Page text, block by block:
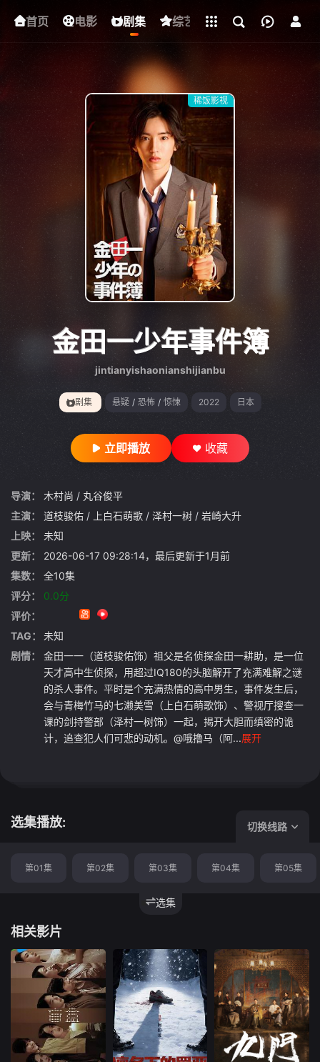
首页 电影 剧集 综艺 动漫 短剧
下载客户端
稀饭影视
金田一少年事件簿
jintianyishaonianshijianbu
剧集 悬疑 / 恐怖 / 惊悚 2022 日本
立即播放 收藏
导演： 木村尚 / 丸谷俊平
主演：
道枝骏佑 / 上白石萌歌 / 泽村一树 / 岩崎大升
上映：
未知
更新：
2026-06-17 09:28:14，最后更新于1月前
集数：
全10集
评分：
0.0分
评价：
TAG：
未知
剧情：
金田一一（道枝骏佑饰）祖父是名侦探金田一耕助，是一位
天才高中生侦探，用超过IQ180的头脑解开了充满难解之谜
的杀人事件。平时是个充满热情的高中男生，事件发生后，
会与青梅竹马的七濑美雪（上白石萌歌饰）、警视厅搜查一
课的剑持警部（泽村一树饰）一起，揭开大胆而缜密的诡
计，追查犯人们可悲的动机。@哦撸马（阿...展开
选集播放: 切换线路
选集
第01集 第02集 第03集 第04集 第05集
相关影片